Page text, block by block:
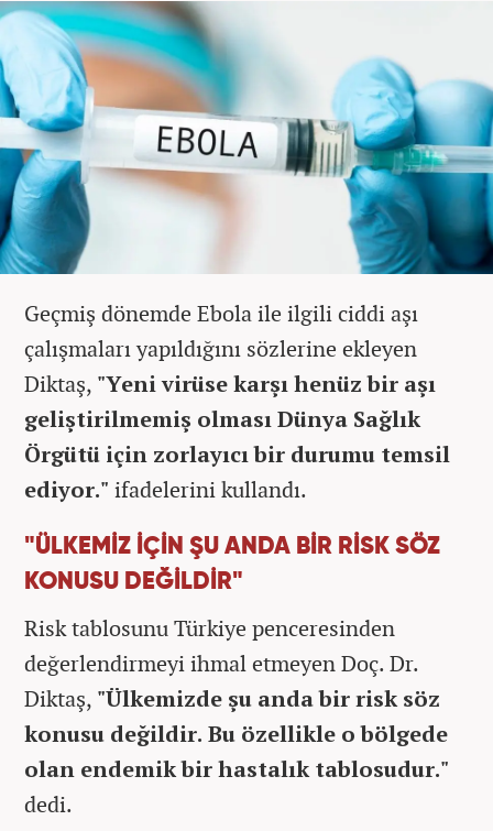
Geçmiş dönemde Ebola ile ilgili ciddi aşı
çalışmaları yapıldığını sözlerine ekleyen
Diktaş, "Yeni virüse karşı henüz bir aşı
geliştirilmemiş olması Dünya Sağlık
Örgütü için zorlayıcı bir durumu temsil
ediyor." ifadelerini kullandı.
"ÜLKEMİZ İÇİN ŞU ANDA BİR RİSK SÖZ
KONUSU DEĞİLDİR"
Risk tablosunu Türkiye penceresinden
değerlendirmeyi ihmal etmeyen Doç. Dr.
Diktaş, "Ülkemizde şu anda bir risk söz
konusu değildir. Bu özellikle o bölgede
olan endemik bir hastalık tablosudur."
dedi.